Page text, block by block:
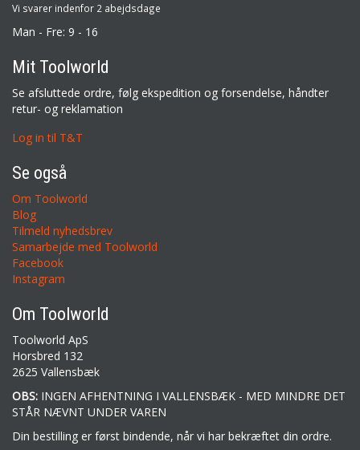
Vi svarer indenfor 2 abejdsdage
Man - Fre: 9 - 16
Mit Toolworld
Se afsluttede ordre, følg ekspedition og forsendelse, håndter
retur- og reklamation
Log in til T&T
Se også
Om Toolworld
Blog
Tilmeld nyhedsbrev
Samarbejde med Toolworld
Facebook
Instagram
Om Toolworld
Toolworld ApS
Horsbred 132
2625 Vallensbæk
OBS: INGEN AFHENTNING I VALLENSBÆK - MED MINDRE DET
STÅR NÆVNT UNDER VAREN
Din bestilling er først bindende, når vi har bekræftet din ordre.